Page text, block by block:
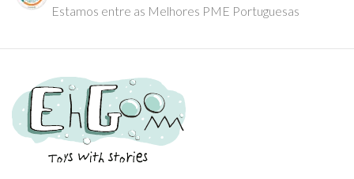
Estamos entre as Melhores PME Portuguesas